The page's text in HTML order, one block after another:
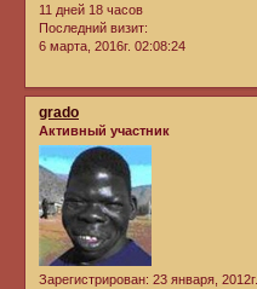
11 дней 18 часов
Последний визит:
6 марта, 2016г. 02:08:24
grado
Активный участник
Зарегистрирован: 23 января, 2012г.